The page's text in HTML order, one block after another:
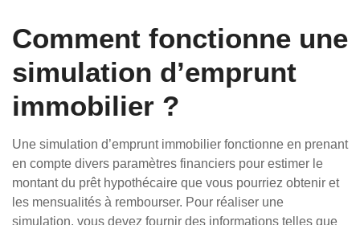
Comment fonctionne une
simulation d’emprunt
immobilier ?
Une simulation d’emprunt immobilier fonctionne en prenant
en compte divers paramètres financiers pour estimer le
montant du prêt hypothécaire que vous pourriez obtenir et
les mensualités à rembourser. Pour réaliser une
simulation, vous devez fournir des informations telles que